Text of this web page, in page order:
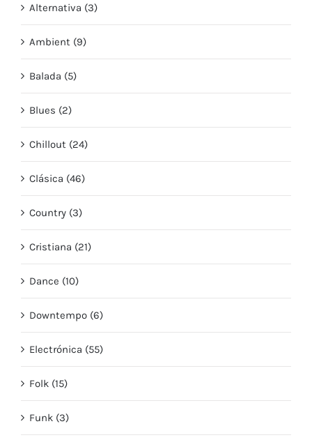
Alternativa (3)
Ambient (9)
Balada (5)
Blues (2)
Chillout (24)
Clásica (46)
Country (3)
Cristiana (21)
Dance (10)
Downtempo (6)
Electrónica (55)
Folk (15)
Funk (3)